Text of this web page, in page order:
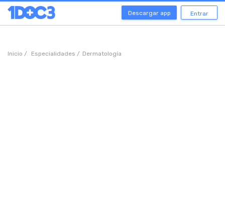
Descargar app Entrar
Inicio / Especialidades / Dermatología